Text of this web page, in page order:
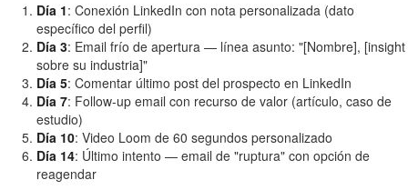
Día 1: Conexión LinkedIn con nota personalizada (dato
específico del perfil)
Día 3: Email frío de apertura — línea asunto: "[Nombre], [insight
sobre su industria]"
Día 5: Comentar último post del prospecto en LinkedIn
Día 7: Follow-up email con recurso de valor (artículo, caso de
estudio)
Día 10: Video Loom de 60 segundos personalizado
Día 14: Último intento — email de "ruptura" con opción de
reagendar